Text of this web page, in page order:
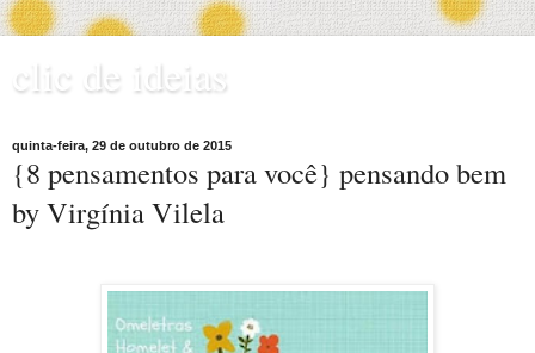
clic de ideias
quinta-feira, 29 de outubro de 2015
{8 pensamentos para você} pensando bem
by Virgínia Vilela